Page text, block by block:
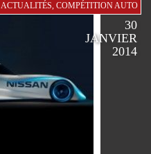
ACTUALITÉS, COMPÉTITION AUTO
30
JANVIER
2014